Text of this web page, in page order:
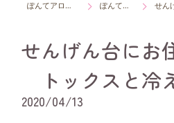
ぽんてアロマサロン ぽんてブログ せんげ
せんげん台にお
トックスと冷
2020/04/13